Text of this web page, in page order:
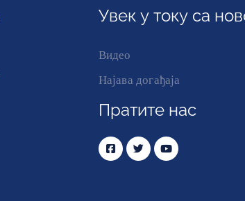
Увек у току са
Видео
Најава догађаја
Пратите нас